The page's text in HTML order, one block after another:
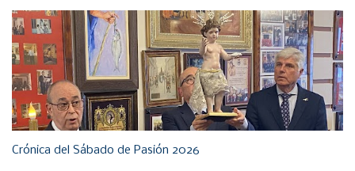
Crónica del Sábado de Pasión 2026